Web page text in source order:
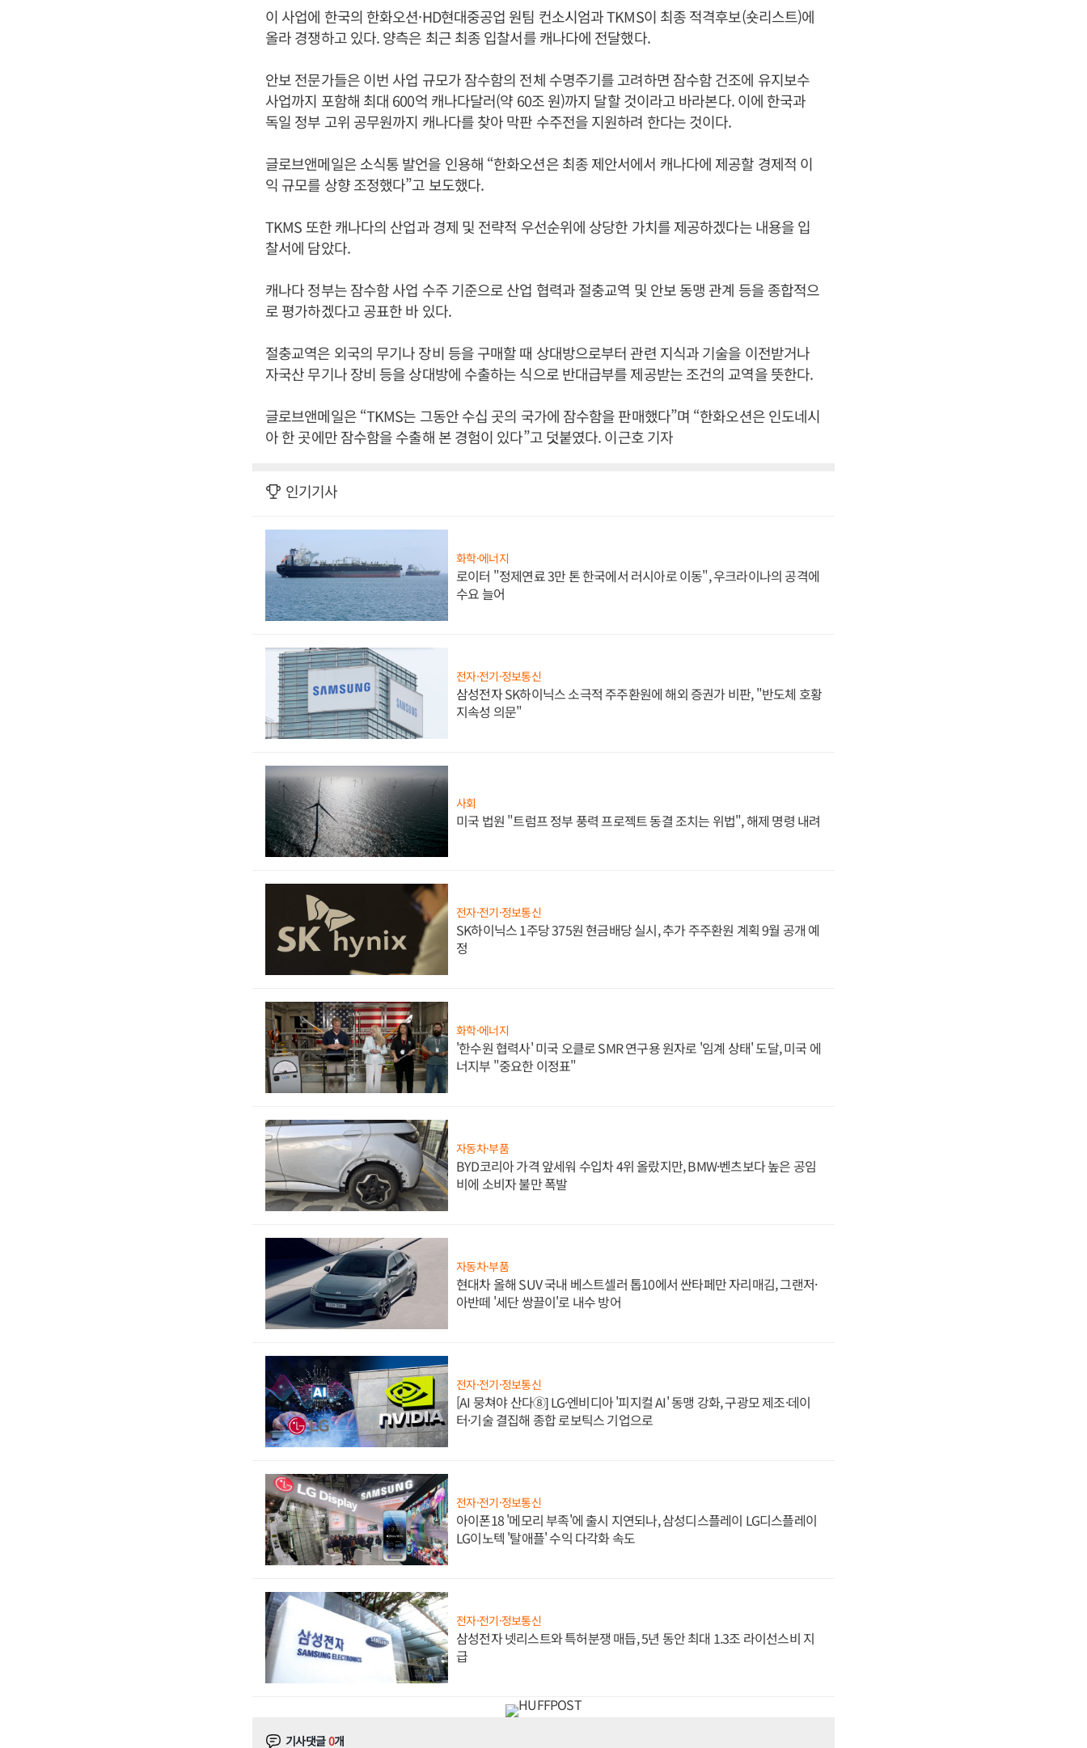
이 사업에 한국의 한화오션·HD현대중공업 원팀 컨소시엄과 TKMS이 최종 적격후보(숏리스트)에
올라 경쟁하고 있다. 양측은 최근 최종 입찰서를 캐나다에 전달했다.
안보 전문가들은 이번 사업 규모가 잠수함의 전체 수명주기를 고려하면 잠수함 건조에 유지보수
사업까지 포함해 최대 600억 캐나다달러(약 60조 원)까지 달할 것이라고 바라본다. 이에 한국과
독일 정부 고위 공무원까지 캐나다를 찾아 막판 수주전을 지원하려 한다는 것이다.
글로브앤메일은 소식통 발언을 인용해 “한화오션은 최종 제안서에서 캐나다에 제공할 경제적 이
익 규모를 상향 조정했다”고 보도했다.
TKMS 또한 캐나다의 산업과 경제 및 전략적 우선순위에 상당한 가치를 제공하겠다는 내용을 입
찰서에 담았다.
캐나다 정부는 잠수함 사업 수주 기준으로 산업 협력과 절충교역 및 안보 동맹 관계 등을 종합적으
로 평가하겠다고 공표한 바 있다.
절충교역은 외국의 무기나 장비 등을 구매할 때 상대방으로부터 관련 지식과 기술을 이전받거나
자국산 무기나 장비 등을 상대방에 수출하는 식으로 반대급부를 제공받는 조건의 교역을 뜻한다.
글로브앤메일은 “TKMS는 그동안 수십 곳의 국가에 잠수함을 판매했다”며 “한화오션은 인도네시
아 한 곳에만 잠수함을 수출해 본 경험이 있다”고 덧붙였다. 이근호 기자
인기기사
화학·에너지
로이터 "정제연료 3만 톤 한국에서 러시아로 이동", 우크라이나의 공격에
수요 늘어
전자·전기·정보통신
삼성전자 SK하이닉스 소극적 주주환원에 해외 증권가 비판, "반도체 호황
지속성 의문"
사회
미국 법원 "트럼프 정부 풍력 프로젝트 동결 조치는 위법", 해제 명령 내려
전자·전기·정보통신
SK하이닉스 1주당 375원 현금배당 실시, 추가 주주환원 계획 9월 공개 예
정
화학·에너지
'한수원 협력사' 미국 오클로 SMR 연구용 원자로 '임계 상태' 도달, 미국 에
너지부 "중요한 이정표"
자동차·부품
BYD코리아 가격 앞세워 수입차 4위 올랐지만, BMW·벤츠보다 높은 공임
비에 소비자 불만 폭발
자동차·부품
현대차 올해 SUV 국내 베스트셀러 톱10에서 싼타페만 자리매김, 그랜저·
아반떼 '세단 쌍끌이'로 내수 방어
전자·전기·정보통신
[AI 뭉쳐야 산다⑧] LG·엔비디아 '피지컬 AI' 동맹 강화, 구광모 제조·데이
터·기술 결집해 종합 로보틱스 기업으로
전자·전기·정보통신
아이폰18 '메모리 부족'에 출시 지연되나, 삼성디스플레이 LG디스플레이
LG이노텍 '탈애플' 수익 다각화 속도
전자·전기·정보통신
삼성전자 넷리스트와 특허분쟁 매듭, 5년 동안 최대 1.3조 라이선스비 지
급
기사댓글0개